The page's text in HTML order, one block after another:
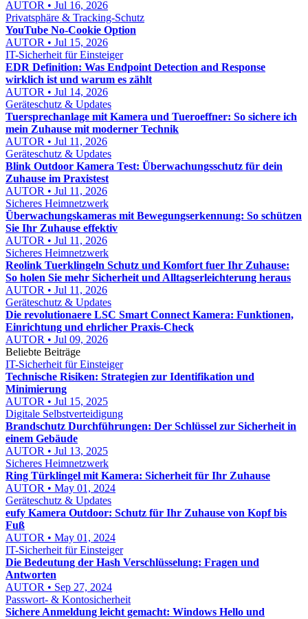
AUTOR • Jul 16, 2026
Privatsphäre & Tracking-Schutz
YouTube No-Cookie Option
AUTOR • Jul 15, 2026
IT-Sicherheit für Einsteiger
EDR Definition: Was Endpoint Detection and Response
wirklich ist und warum es zählt
AUTOR • Jul 14, 2026
Geräteschutz & Updates
Tuersprechanlage mit Kamera und Tueroeffner: So sichere ich
mein Zuhause mit moderner Technik
AUTOR • Jul 11, 2026
Geräteschutz & Updates
Blink Outdoor Kamera Test: Überwachungsschutz für dein
Zuhause im Praxistest
AUTOR • Jul 11, 2026
Sicheres Heimnetzwerk
Überwachungskameras mit Bewegungserkennung: So schützen
Sie Ihr Zuhause effektiv
AUTOR • Jul 11, 2026
Sicheres Heimnetzwerk
Reolink Tuerklingeln Schutz und Komfort fuer Ihr Zuhause:
So holen Sie mehr Sicherheit und Alltagserleichterung heraus
AUTOR • Jul 11, 2026
Geräteschutz & Updates
Die revolutionaere LSC Smart Connect Kamera: Funktionen,
Einrichtung und ehrlicher Praxis-Check
AUTOR • Jul 09, 2026
Beliebte Beiträge
IT-Sicherheit für Einsteiger
Technische Risiken: Strategien zur Identifikation und
Minimierung
AUTOR • Jul 15, 2025
Digitale Selbstverteidigung
Brandschutz Durchführungen: Der Schlüssel zur Sicherheit in
einem Gebäude
AUTOR • Jul 13, 2025
Sicheres Heimnetzwerk
Ring Türklingel mit Kamera: Sicherheit für Ihr Zuhause
AUTOR • May 01, 2024
Geräteschutz & Updates
eufy Kamera Outdoor: Schutz für Ihr Zuhause von Kopf bis
Fuß
AUTOR • May 01, 2024
IT-Sicherheit für Einsteiger
Die Bedeutung der Hash Verschlüsselung: Fragen und
Antworten
AUTOR • Sep 27, 2024
Passwort- & Kontosicherheit
Sichere Anmeldung leicht gemacht: Windows Hello und